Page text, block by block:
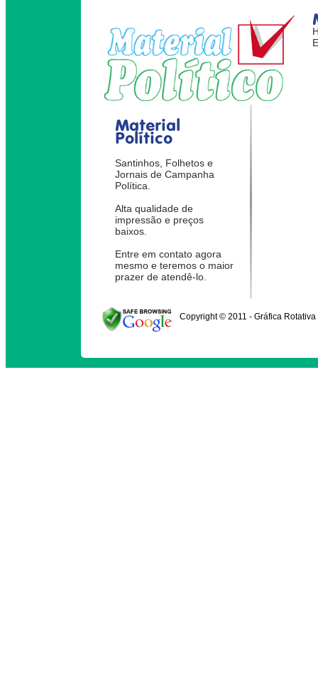
Material
Político
Santinhos, Folhetos e
Jornais de Campanha
Política.
Alta qualidade de
impressão e preços
baixos.
Entre em contato agora
mesmo e teremos o maior
prazer de atendê-lo.
Copyright © 2011 - Gráfica